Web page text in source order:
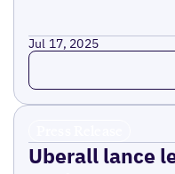
Jul 17, 2025
Read more
Uberall lance